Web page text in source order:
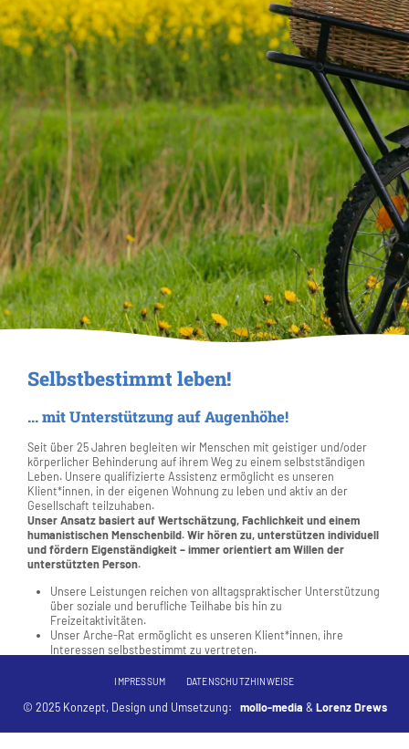
Selbstbestimmt leben!
... mit Unterstützung auf Augenhöhe!
Seit über 25 Jahren begleiten wir Menschen mit geistiger und/oder
körperlicher Behinderung auf ihrem Weg zu einem selbstständigen
Leben. Unsere qualifizierte Assistenz ermöglicht es unseren
Klient*innen, in der eigenen Wohnung zu leben und aktiv an der
Gesellschaft teilzuhaben.
Unser Ansatz basiert auf Wertschätzung, Fachlichkeit und einem
humanistischen Menschenbild. Wir hören zu, unterstützen individuell
und fördern Eigenständigkeit – immer orientiert am Willen der
unterstützten Person.
Unsere Leistungen reichen von alltagspraktischer Unterstützung
über soziale und berufliche Teilhabe bis hin zu
Freizeitaktivitäten.
Unser Arche-Rat ermöglicht es unseren Klient*innen, ihre
Interessen selbstbestimmt zu vertreten.
Aktivitäten finanziell zu unterstützen.
© 2025 Konzept, Design und Umsetzung: mollo-media & Lorenz Drews
IMPRESSUM DATENSCHUTZHINWEISE